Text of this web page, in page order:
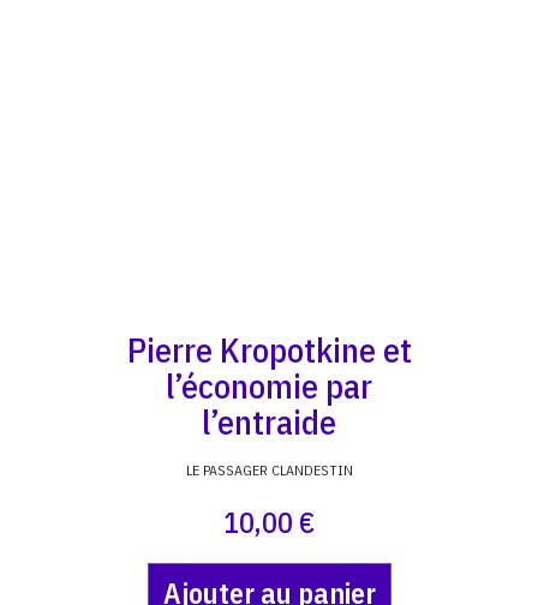
Pierre Kropotkine et
l’économie par
l’entraide
LE PASSAGER CLANDESTIN
10,00 €
Ajouter au panier